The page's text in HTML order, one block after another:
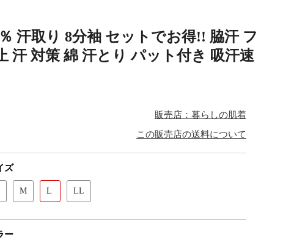
汗取り 8分袖 セットでお得!! 脇汗 フ
汗 対策 綿 汗とり パット付き 吸汗速
販売店：暮らしの肌着
この販売店の送料について
ズ
M L LL
ー